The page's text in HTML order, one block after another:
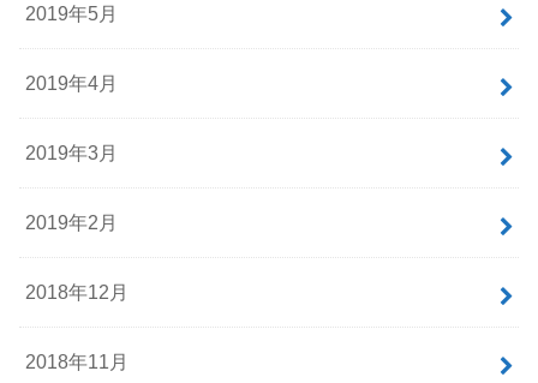
2019年5月
2019年4月
2019年3月
2019年2月
2018年12月
2018年11月